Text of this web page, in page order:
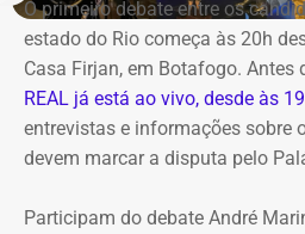
O primeiro debate entre os
estado do Rio começa às 20h
Casa Firjan, em Botafogo. Antes
REAL já está ao vivo, desde às
entrevistas e informações sobre
devem marcar a disputa pelo
Participam do debate André